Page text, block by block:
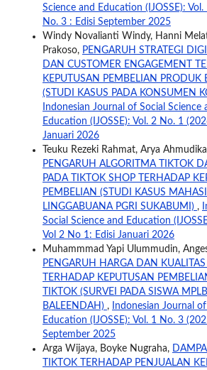
Science and Education (IJOSSE):
No. 3 : Edisi September 2025
Windy Novalianti Windy, Hanni
Prakoso, PENGARUH STRATEGI
DAN CUSTOMER ENGAGEMENT
KEPUTUSAN PEMBELIAN PRODUK
(STUDI KASUS PADA KONSUMEN
Indonesian Journal of Social Science
Education (IJOSSE): Vol. 2 No. 1
Januari 2026
Teuku Rezeki Rahmat, Arya
PENGARUH ALGORITMA TIKTOK
PADA TIKTOK SHOP TERHADAP
PEMBELIAN (STUDI KASUS
LINGGABUANA PGRI SUKABUMI) ,
Social Science and Education
Vol 2 No 1: Edisi Januari 2026
Muhammmad Yapi Ulummudin,
PENGARUH HARGA DAN
TERHADAP KEPUTUSAN
TIKTOK (SURVEI PADA SISWA
BALEENDAH) ,
Indonesian Journal
Education (IJOSSE): Vol. 1 No. 3
September 2025
Arga Wijaya, Boyke Nugraha,
TIKTOK TERHADAP PENJUALAN